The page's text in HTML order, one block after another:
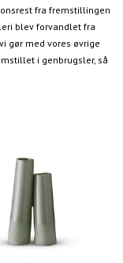
fra fremstillingen
blev forvandlet fra
gør med vores øvrige
i genbrugsler, så